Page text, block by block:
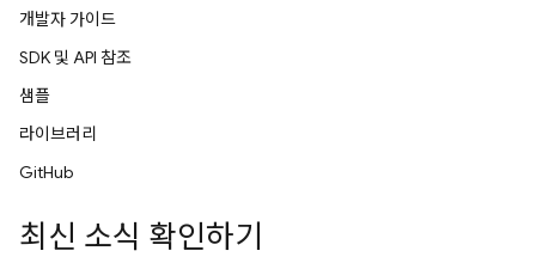
개발자 가이드
SDK 및 API 참조
샘플
라이브러리
GitHub
최신 소식 확인하기